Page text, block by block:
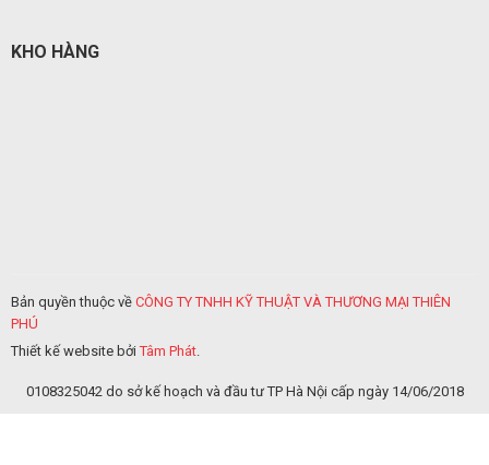
KHO HÀNG
Bản quyền thuộc về CÔNG TY TNHH KỸ THUẬT VÀ THƯƠNG MẠI THIÊN
PHÚ
Thiết kế website bởiTâm Phát
0108325042 do sở kế hoạch và đầu tư TP Hà Nội cấp ngày 14/06/2018